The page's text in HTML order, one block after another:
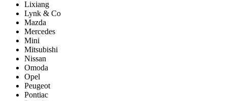
Lixiang
Lynk & Co
Mazda
Mercedes
Mini
Mitsubishi
Nissan
Omoda
Opel
Peugeot
Pontiac